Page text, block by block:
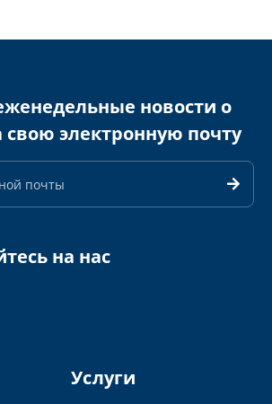
новости о
свою электронную почту
на нас
Услуги